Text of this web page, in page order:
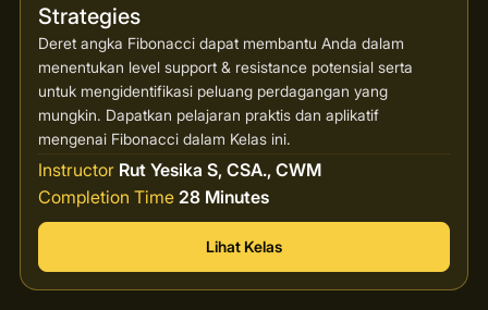
Strategies
Deret angka Fibonacci dapat membantu Anda dalam
menentukan level support & resistance potensial serta
untuk mengidentifikasi peluang perdagangan yang
mungkin. Dapatkan pelajaran praktis dan aplikatif
mengenai Fibonacci dalam Kelas ini.
Instructor Rut Yesika S, CSA., CWM
Completion Time 28 Minutes
Lihat Kelas